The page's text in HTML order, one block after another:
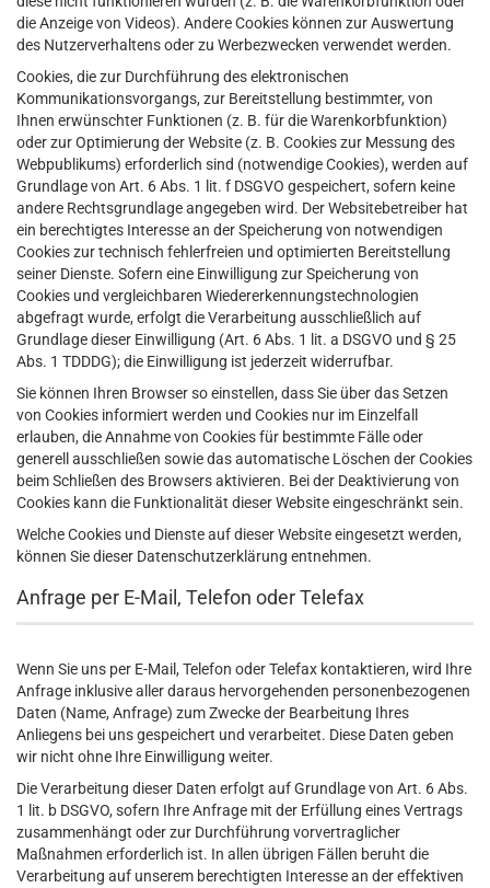
die Anzeige von Videos). Andere Cookies können zur Auswertung
des Nutzerverhaltens oder zu Werbezwecken verwendet werden.
Cookies, die zur Durchführung des elektronischen
Kommunikationsvorgangs, zur Bereitstellung bestimmter, von
Ihnen erwünschter Funktionen (z. B. für die Warenkorbfunktion)
oder zur Optimierung der Website (z. B. Cookies zur Messung des
Webpublikums) erforderlich sind (notwendige Cookies), werden auf
Grundlage von Art. 6 Abs. 1 lit. f DSGVO gespeichert, sofern keine
andere Rechtsgrundlage angegeben wird. Der Websitebetreiber hat
ein berechtigtes Interesse an der Speicherung von notwendigen
Cookies zur technisch fehlerfreien und optimierten Bereitstellung
seiner Dienste. Sofern eine Einwilligung zur Speicherung von
Cookies und vergleichbaren Wiedererkennungstechnologien
abgefragt wurde, erfolgt die Verarbeitung ausschließlich auf
Grundlage dieser Einwilligung (Art. 6 Abs. 1 lit. a DSGVO und § 25
Abs. 1 TDDDG); die Einwilligung ist jederzeit widerrufbar.
Sie können Ihren Browser so einstellen, dass Sie über das Setzen
von Cookies informiert werden und Cookies nur im Einzelfall
erlauben, die Annahme von Cookies für bestimmte Fälle oder
generell ausschließen sowie das automatische Löschen der Cookies
beim Schließen des Browsers aktivieren. Bei der Deaktivierung von
Cookies kann die Funktionalität dieser Website eingeschränkt sein.
Welche Cookies und Dienste auf dieser Website eingesetzt werden,
können Sie dieser Datenschutzerklärung entnehmen.
Anfrage per E-Mail, Telefon oder Telefax
Wenn Sie uns per E-Mail, Telefon oder Telefax kontaktieren, wird Ihre
Anfrage inklusive aller daraus hervorgehenden personenbezogenen
Daten (Name, Anfrage) zum Zwecke der Bearbeitung Ihres
Anliegens bei uns gespeichert und verarbeitet. Diese Daten geben
wir nicht ohne Ihre Einwilligung weiter.
Die Verarbeitung dieser Daten erfolgt auf Grundlage von Art. 6 Abs.
1 lit. b DSGVO, sofern Ihre Anfrage mit der Erfüllung eines Vertrags
zusammenhängt oder zur Durchführung vorvertraglicher
Maßnahmen erforderlich ist. In allen übrigen Fällen beruht die
Verarbeitung auf unserem berechtigten Interesse an der effektiven